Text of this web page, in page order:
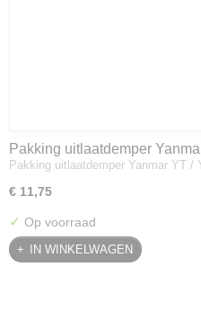
Pakking uitlaatdemper
128300-13230
Pakking uitlaatdemper Yanmar YT
€ 11,75
✓ Op voorraad
IN WINKELWAGEN